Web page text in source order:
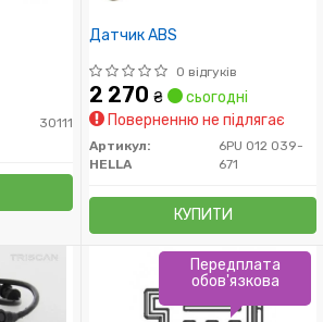
30111
Датчик ABS
0 відгуків
2 270 ₴
сьогодні
Поверненню не підлягає
Артикул:
6PU 012 039-
671
HELLA
КУПИТИ
Передплата
обов'язкова